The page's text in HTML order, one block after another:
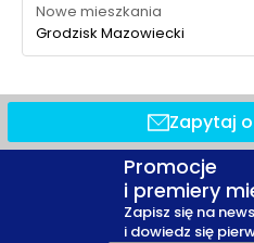
Nowe mieszkania
Grodzisk Mazowiecki
Zapytaj
Promocje
i premiery
Zapisz się na
i dowiedz się